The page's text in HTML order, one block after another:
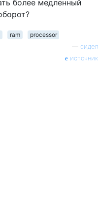
более медленный
ram
processor
сидел
источник